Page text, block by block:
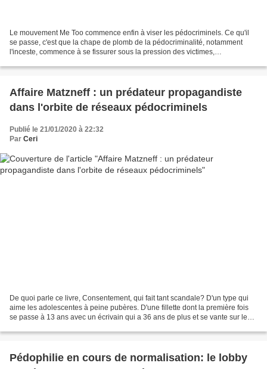
Le mouvement Me Too commence enfin à viser les pédocriminels. Ce qu'il
se passe, c'est que la chape de plomb de la pédocriminalité, notamment
l'inceste, commence à se fissurer sous la pression des victimes,
Affaire Matzneff : un prédateur propagandiste
dans l'orbite de réseaux pédocriminels
Publié le 21/01/2020 à 22:32
Par Ceri
De quoi parle ce livre, Consentement, qui fait tant scandale? D'un type qui
aime les adolescentes à peine pubères. D'une fillette dont la première fois
se passe à 13 ans avec un écrivain qui a 36 ans de plus et se vante sur les
Pédophilie en cours de normalisation: le lobby